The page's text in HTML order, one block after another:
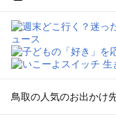
鳥取の人気のお出かけ